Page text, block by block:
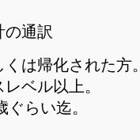
の通訳
くは帰化された方
ベル以上。
らい迄。